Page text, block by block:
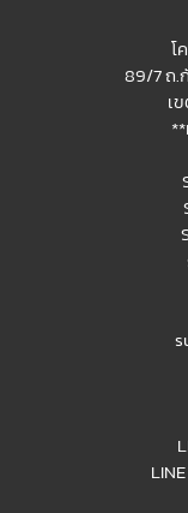
โ
89/7 ถ.
เ